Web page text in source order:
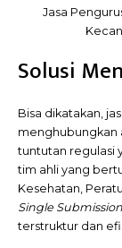
Jasa
Solusi
Bisa dikatakan,
menghubungkan
tuntutan regulasi
tim ahli yang
Kesehatan,
Single
terstruktur dan